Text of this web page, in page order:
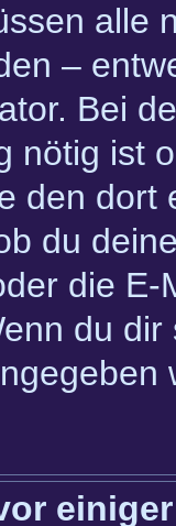
alle
–
Bei
nötig ist
den dort
du
die
du